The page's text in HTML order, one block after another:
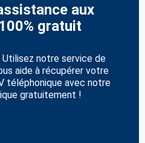
aux
gratuit
notre service de
aide à récupérer votre
téléphonique avec notre
gratuitement !